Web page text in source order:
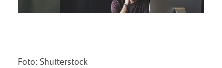
Foto: Shutterstock